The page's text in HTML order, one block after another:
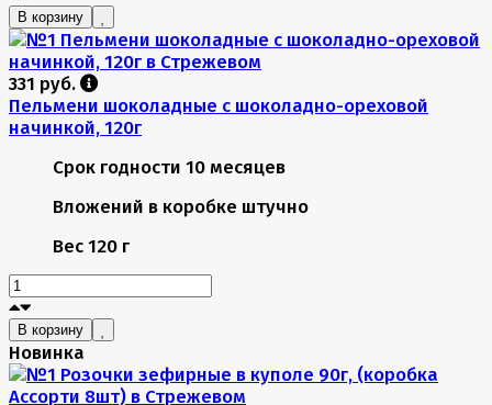
В корзину
331 руб.
Пельмени шоколадные с шоколадно-ореховой
начинкой, 120г
Срок годности 10 месяцев
Вложений в коробке штучно
Вес 120 г
В корзину
Новинка